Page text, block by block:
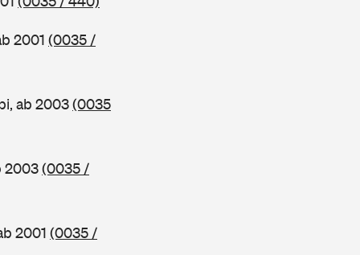
2001 (0035 /
ab 2003(0035
2003(0035 /
2001 (0035 /